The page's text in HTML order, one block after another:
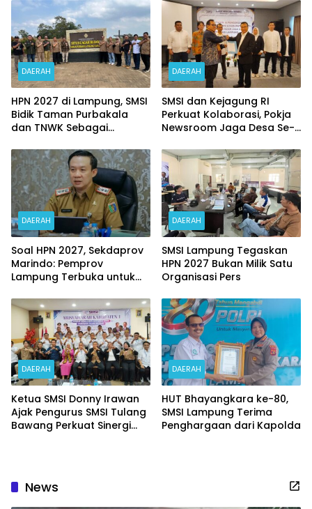
DAERAH
HPN 2027 di Lampung, SMSI
Bidik Taman Purbakala
dan TNWK Sebagai
DAERAH
SMSI dan Kejagung RI
Perkuat Kolaborasi, Pokja
Newsroom Jaga Desa Se-
Dikukuhkan
DAERAH
Soal HPN 2027, Sekdaprov
Marindo: Pemprov
Lampung Terbuka untuk
DAERAH
SMSI Lampung Tegaskan
HPN 2027 Bukan Milik Satu
Organisasi Pers
DAERAH
Ketua SMSI Donny Irawan
Ajak Pengurus SMSI Tulang
Bawang Perkuat Sinergi
DAERAH
HUT Bhayangkara ke-80,
SMSI Lampung Terima
Penghargaan dari Kapolda
News